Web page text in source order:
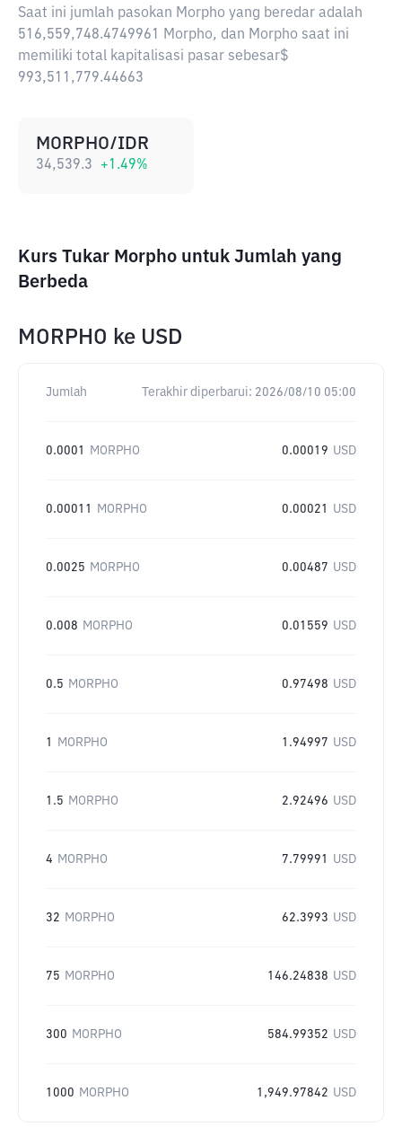
Saat ini jumlah pasokan Morpho yang beredar adalah
516,559,748.4749961 Morpho, dan Morpho saat ini
memiliki total kapitalisasi pasar sebesar$
993,511,779.44663
MORPHO/IDR
34,539.3 +1.49%
Kurs Tukar Morpho untuk Jumlah yang
Berbeda
MORPHO ke USD
Jumlah Terakhir diperbarui: 2026/08/10 05:00
0.0001 MORPHO 0.00019 USD
0.00011 MORPHO 0.00021 USD
0.0025 MORPHO 0.00487 USD
0.008 MORPHO 0.01559 USD
0.5 MORPHO 0.97498 USD
1 MORPHO 1.94997 USD
1.5 MORPHO 2.92496 USD
4 MORPHO 7.79991 USD
32 MORPHO 62.3993 USD
75 MORPHO 146.24838 USD
300 MORPHO 584.99352 USD
1000 MORPHO 1,949.97842 USD